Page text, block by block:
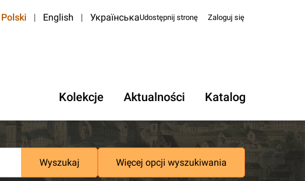
Polski | English | УкраїнськаUdostępnij stronę Zaloguj się
Kolekcje Aktualności Katalog
Wyszukaj Więcej opcji wyszukiwania